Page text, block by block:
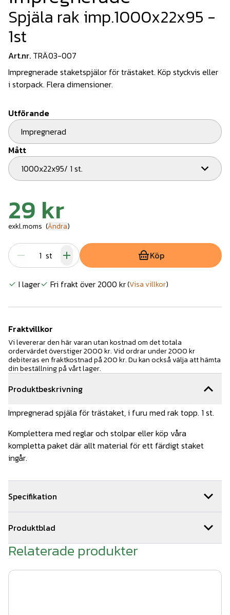
Produktbeskrivning
Impregnerad spjäla för trästaket, i furu med rak topp. 1 st.
Komplettera med reglar och stolpar eller köp våra
kompletta paket där allt material för ett färdigt staket
ingår.
Specifikation
Träslag: Furu
Produktblad
Staketvirke - ritning.pdf
Spjäla rak imp.1000x22x95 -
1st
Art.nr. TRÄ03-007
Impregnerade staketspjälor för trästaket. Köp styckvis eller
i storpack. Flera dimensioner.
Utförande
Impregnerad
Mått
1000x22x95/ 1 st.
29 kr
exkl.moms (Ändra)
st Köp
I lager Fri frakt över 2000 kr(Visa villkor)
Fraktvillkor
Vi levererar den här varan utan kostnad om det totala
ordervärdet överstiger 2000 kr. Vid ordrar under 2000 kr
debiteras en fraktkostnad på 200 kr. Du kan också välja att hämta
din beställning på vårt lager.
Relaterade produkter